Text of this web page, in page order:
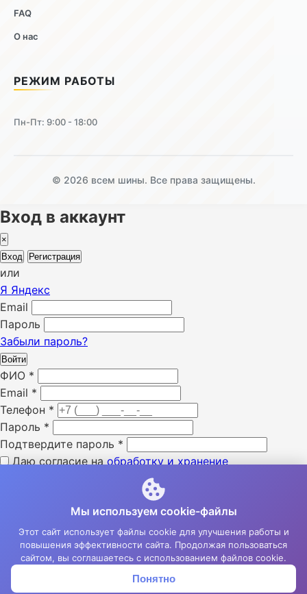
Войти
FAQ
О нас
РЕЖИМ РАБОТЫ
Пн-Пт: 9:00 - 18:00
© 2026 всем шины. Все права защищены.
Вход в аккаунт
×
Вход
Регистрация
или
Я Яндекс
Email
Пароль
Забыли пароль?
Войти
ФИО *
Email *
Телефон *
Пароль *
Подтвердите пароль *
Даю согласие на обработку и хранение
политикой конфиденциальности
Я даю согласие на получение SMS уведомлений *
Я даю согласие на получение e-mail уведомлений *
Зарегистрироваться
Мы используем cookie-файлы
Этот сайт использует файлы cookie для улучшения работы и
повышения эффективности сайта. Продолжая пользоваться
сайтом, вы соглашаетесь с использованием файлов cookie.
Понятно